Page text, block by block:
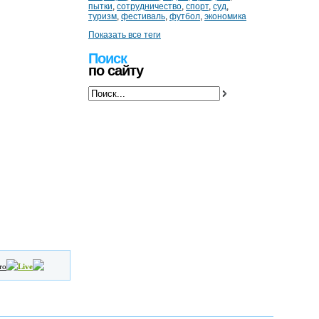
Live
пытки, сотрудничество, спорт, суд,
туризм, фестиваль, футбол, экономика
Показать все теги
Поиск
по сайту